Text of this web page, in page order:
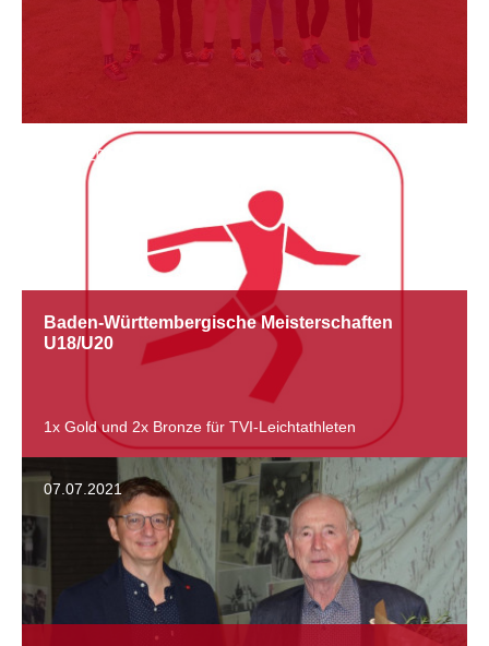
13.07.2021
Baden-Württembergische Meisterschaften
U18/U20
1x Gold und 2x Bronze für TVI-Leichtathleten
07.07.2021